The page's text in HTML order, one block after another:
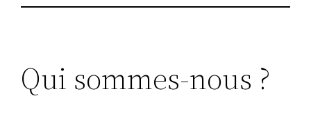
Qui sommes-nous ?